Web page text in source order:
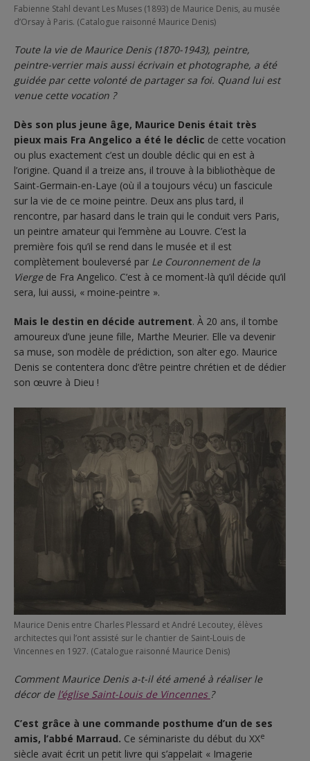
Fabienne Stahl devant Les Muses (1893) de Maurice Denis, au musée
d’Orsay à Paris. (Catalogue raisonné Maurice Denis)
Toute la vie de Maurice Denis (1870-1943), peintre,
peintre-verrier mais aussi écrivain et photographe, a été
guidée par cette volonté de partager sa foi. Quand lui est
venue cette vocation ?
Dès son plus jeune âge, Maurice Denis était très
pieux mais Fra Angelico a été le déclic de cette vocation
ou plus exactement c’est un double déclic qui en est à
l’origine. Quand il a treize ans, il trouve à la bibliothèque de
Saint-Germain-en-Laye (où il a toujours vécu) un fascicule
sur la vie de ce moine peintre. Deux ans plus tard, il
rencontre, par hasard dans le train qui le conduit vers Paris,
un peintre amateur qui l’emmène au Louvre. C’est la
première fois qu’il se rend dans le musée et il est
complètement bouleversé par Le Couronnement de la
Viergede Fra Angelico. C’est à ce moment-là qu’il décide qu’il
sera, lui aussi, « moine-peintre ».
Mais le destin en décide autrement. À 20 ans, il tombe
amoureux d’une jeune fille, Marthe Meurier. Elle va devenir
sa muse, son modèle de prédiction, son alter ego. Maurice
Denis se contentera donc d’être peintre chrétien et de dédier
son œuvre à Dieu !
Maurice Denis entre Charles Plessard et André Lecoutey, élèves
architectes qui l’ont assisté sur le chantier de Saint-Louis de
Vincennes en 1927. (Catalogue raisonné Maurice Denis)
Comment Maurice Denis a-t-il été amené à réaliser le
décor de l’église Saint-Louis de Vincennes ?
C’est grâce à une commande posthume d’un de ses
amis, l’abbé Marraud. Ce séminariste du début du XXe
siècle avait écrit un petit livre qui s’appelait « Imagerie